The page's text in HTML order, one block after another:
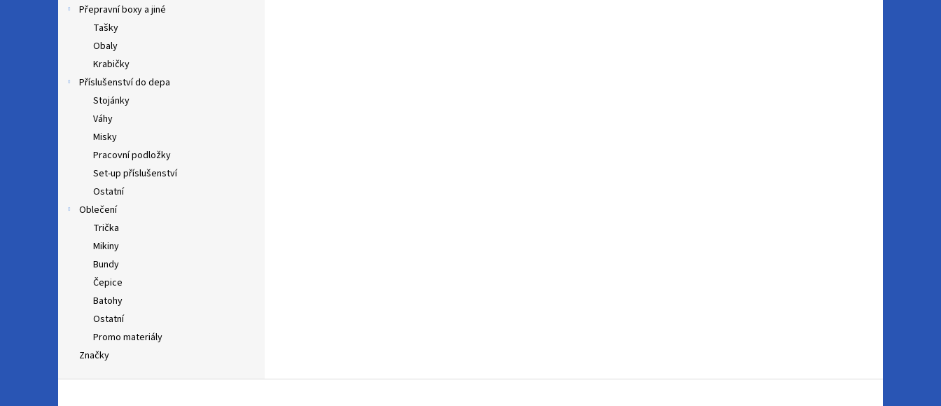
Přepravní boxy a jiné
Tašky
Obaly
Krabičky
Příslušenství do depa
Stojánky
Váhy
Misky
Pracovní podložky
Set-up příslušenství
Ostatní
Oblečení
Trička
Mikiny
Bundy
Čepice
Batohy
Ostatní
Promo materiály
Značky